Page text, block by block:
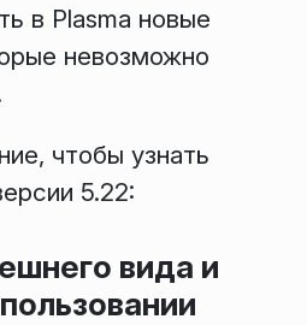
в Plasma новые
невозможно
чтобы узнать
5.22:
вида и